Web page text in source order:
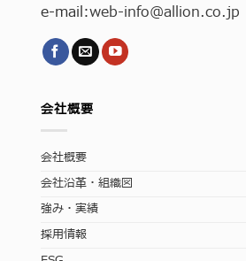
e-mail:web-info@allion.co.jp
会社概要
会社概要
会社沿革・組織図
強み・実績
採用情報